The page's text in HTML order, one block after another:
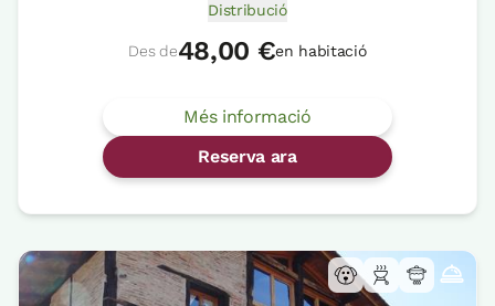
Distribució
Des de48,00 €en habitació
Més informació
Reserva ara